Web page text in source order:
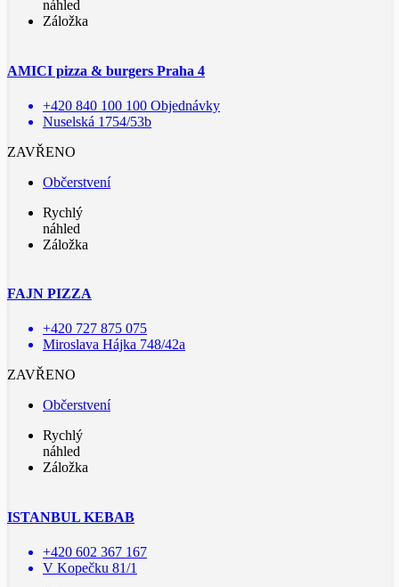
náhled
Záložka
AMICI pizza & burgers Praha 4
+420 840 100 100 Objednávky
Nuselská 1754/53b
ZAVŘENO
Občerstvení
Rychlý
náhled
Záložka
FAJN PIZZA
+420 727 875 075
Miroslava Hájka 748/42a
ZAVŘENO
Občerstvení
Rychlý
náhled
Záložka
ISTANBUL KEBAB
+420 602 367 167
V Kopečku 81/1